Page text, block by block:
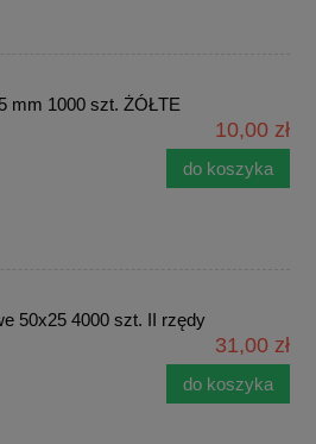
mm 1000 szt. ŻÓŁTE
10,00 zł
do koszyka
50x25 4000 szt. II rzędy
31,00 zł
do koszyka